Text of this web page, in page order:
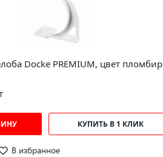
Docke PREMIUM, цвет пломбир
КУПИТЬ В 1 КЛИК
В избранное